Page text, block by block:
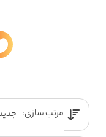
مرتب سازی: